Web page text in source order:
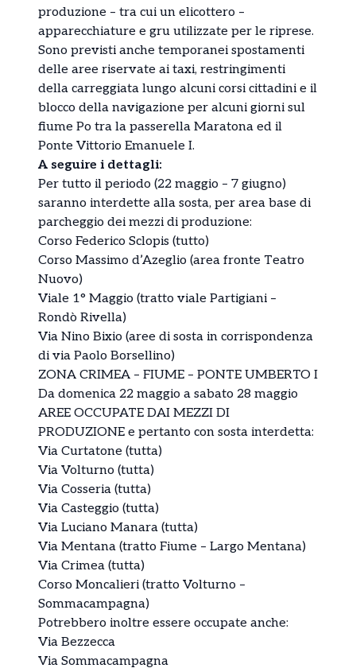
produzione – tra cui un elicottero –
apparecchiature e gru utilizzate per le riprese.
Sono previsti anche temporanei spostamenti
delle aree riservate ai taxi, restringimenti
della carreggiata lungo alcuni corsi cittadini e il
blocco della navigazione per alcuni giorni sul
fiume Po tra la passerella Maratona ed il
Ponte Vittorio Emanuele I.
A seguire i dettagli:
Per tutto il periodo (22 maggio – 7 giugno)
saranno interdette alla sosta, per area base di
parcheggio dei mezzi di produzione:
Corso Federico Sclopis (tutto)
Corso Massimo d’Azeglio (area fronte Teatro
Nuovo)
Viale 1° Maggio (tratto viale Partigiani –
Rondò Rivella)
Via Nino Bixio (aree di sosta in corrispondenza
di via Paolo Borsellino)
ZONA CRIMEA – FIUME – PONTE UMBERTO I
Da domenica 22 maggio a sabato 28 maggio
AREE OCCUPATE DAI MEZZI DI
PRODUZIONE e pertanto con sosta interdetta:
Via Curtatone (tutta)
Via Volturno (tutta)
Via Cosseria (tutta)
Via Casteggio (tutta)
Via Luciano Manara (tutta)
Via Mentana (tratto Fiume – Largo Mentana)
Via Crimea (tutta)
Corso Moncalieri (tratto Volturno –
Sommacampagna)
Potrebbero inoltre essere occupate anche:
Via Bezzecca
Via Sommacampagna